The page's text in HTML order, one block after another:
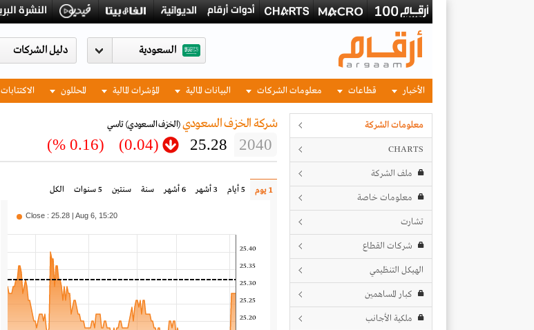
السعودية
الأخبار قطاعات معلومات الشركات البيانات المالية المؤشرات المالية المحللون الاكتتابات
معلومات الشركة
CHARTS
ملف الشركة
معلومات خاصة
تشارت
شركات القطاع
الهيكل التنظيمي
كبار المساهمين
ملكية الأجانب
شركة الخزف السعودي (الخزف السعودي)تاسي
2040
25.28
(0.04)
(0.16 %)
1 يوم 5 أيام 3 أشهر 6 أشهر سنة سنتين 5 سنوات الكل
25.20
25.25
25.30
25.35
25.40
Close : 25.28 | Aug 6, 15:20